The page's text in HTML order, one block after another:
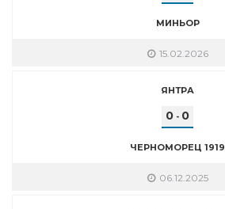
МИНЬОР
15.02.2026
ЯНТРА
0 - 0
ЧЕРНОМОРЕЦ 1919
06.12.2025